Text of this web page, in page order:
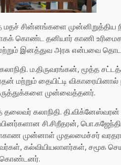
சின்னங்களை முன்னிறுத்திய
கொண்ட தனியார் காணி
இனத்துவ அரசு என்பவை
ம.திருவரங்கன், மூத்த
மற்றும் தையிட்டி விகாரையினால்
முன்வைத்தனர்.
கலாநிதி.
சி.சிறீதரன்,
முன்னாள் முதலமைச்சர்
கல்வியியலாளர்கள், சமூக
கொண்டனர்.